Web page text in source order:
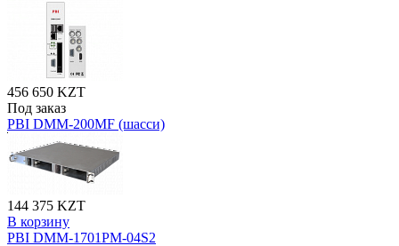
456 650 KZT
Под заказ
PBI DMM-200MF (шасси)
144 375 KZT
В корзину
PBI DMM-1701PM-04S2